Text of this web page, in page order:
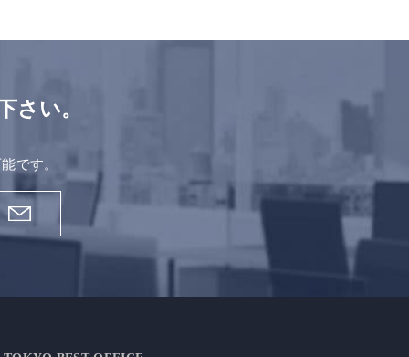
さい。
です。